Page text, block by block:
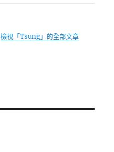
檢視「Tsung」的全部文章